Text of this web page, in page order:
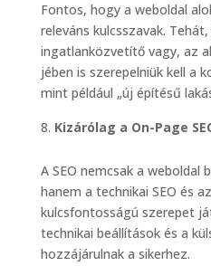
Fontos, hogy a weboldal
releváns kulcsszavak.
ingatlanközvetítő vagy, az
jében is szerepelniük kell a
mint például „új építésű
Kizárólag a On-Page
A SEO nemcsak a weboldal
hanem a technikai SEO és
kulcsfontosságú szerepet
technikai beállítások és a
hozzájárulnak a sikerhez.